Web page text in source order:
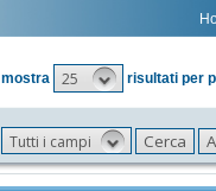
mostra
25 risultati per
Tutti i campi